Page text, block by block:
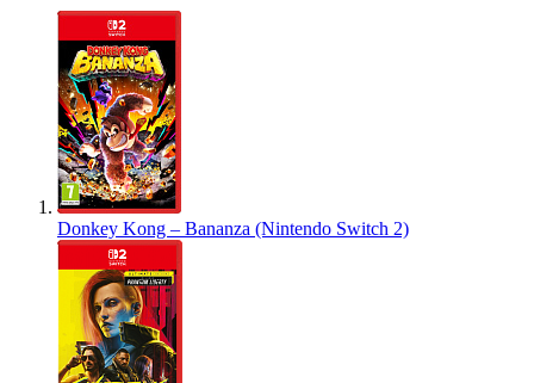
Donkey Kong – Bananza (Nintendo Switch 2)